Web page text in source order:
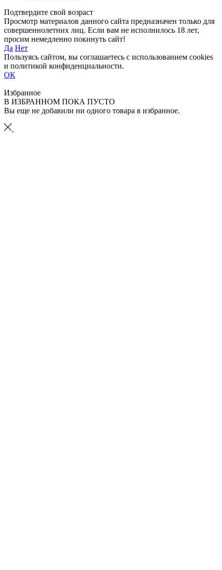
Подтвердите свой возраст
Просмотр материалов данного сайта предназначен только для
совершеннолетних лиц. Если вам не исполнилось 18 лет,
просим немедленно покинуть сайт!
Да Нет
Пользуясь сайтом, вы соглашаетесь с использованием cookies
и политикой конфиденциальности.
ОК
Избранное
В ИЗБРАННОМ ПОКА ПУСТО
Вы еще не добавили ни одного товара в избранное.